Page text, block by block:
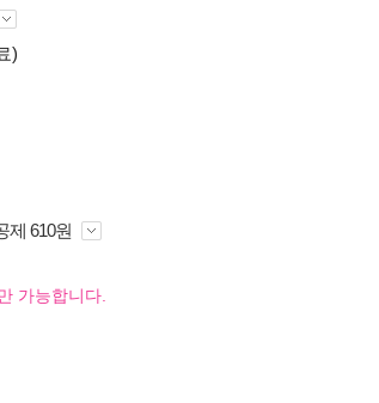
)
제 610원
가능합니다.